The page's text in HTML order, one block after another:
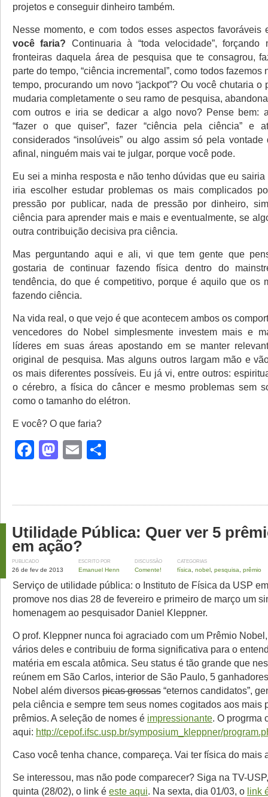
projetos e conseguir dinheiro também.
Nesse momento, e com todos esses aspectos favoráveis
você faria? Continuaria à “toda velocidade”,
fronteiras daquela área de pesquisa que te consagrou,
parte do tempo, “ciência incremental”, como todos fazemos
tempo, procurando um novo “jackpot”? Ou você chutaria o
mudaria completamente o seu ramo de pesquisa,
com outros e iria se dedicar a algo novo? Pense bem:
“fazer o que quiser”, fazer “ciência pela ciência” e
considerados “insolúveis” ou algo assim só pela vontade
afinal, ninguém mais vai te julgar, porque você pode.
Eu sei a minha resposta e não tenho dúvidas que eu
iria escolher estudar problemas os mais complicados
pressão por publicar, nada de pressão por dinheiro,
ciência para aprender mais e mais e eventualmente, se
outra contribuição decisiva pra ciência.
Mas perguntando aqui e ali, vi que tem gente que
gostaria de continuar fazendo física dentro do
tendência, do que é competitivo, porque é aquilo que os
fazendo ciência.
Na vida real, o que vejo é que acontecem ambos os
vencedores do Nobel simplesmente investem mais e
líderes em suas áreas apostando em se manter
original de pesquisa. Mas alguns outros largam mão e
os mais diferentes possíveis. Eu já vi, entre outros:
o cérebro, a física do câncer e mesmo problemas sem
como o tamanho do elétron.
E você? O que faria?
Facebook
Mastodon
Email
Utilidade Pública: Quer ver 5
em ação?
PUBLICADO
26 de fev de 2013
ESCRITO POR
Emanuel Henn
DISCUSSÃO
Comente!
CATEGORIAS
física nobel pesquisa prêmio
Serviço de utilidade pública: o Instituto de Física da USP
promove nos dias 28 de fevereiro e primeiro de março um
homenagem ao pesquisador Daniel Kleppner.
O prof. Kleppner nunca foi agraciado com um Prêmio
vários deles e contribuiu de forma significativa para o
matéria em escala atômica. Seu status é tão grande que
reúnem em São Carlos, interior de São Paulo, 5
Nobel além diversos picas grossas “eternos candidatos”,
pela ciência e sempre tem seus nomes cogitados aos mais
prêmios. A seleção de nomes é impressionante. O progrma
aqui: http://cepof.ifsc.usp.br/symposium_kleppner/
Caso você tenha chance, compareça. Vai ter física do mais
Se interessou, mas não pode comparecer? Siga na TV-
quinta (28/02), o link é este aqui. Na sexta, dia 01/03, o link